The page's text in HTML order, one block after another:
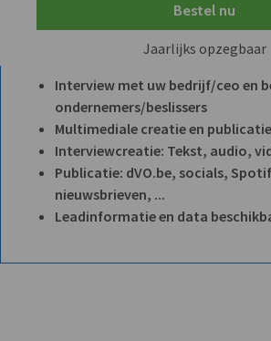
Bestel nu
Jaarlijks opzegbaar
Interview met uw bedrijf/ceo en
ondernemers/beslissers
Multimediale creatie en publicatie
Interviewcreatie: Tekst, audio,
Publicatie: dVO.be, socials,
nieuwsbrieven, ...
Leadinformatie en data